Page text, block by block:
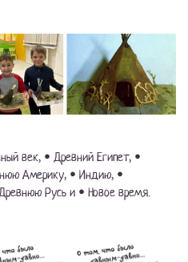
век, • Древний Египет, •
Америку, • Индию, •
Русь и • Новое время.